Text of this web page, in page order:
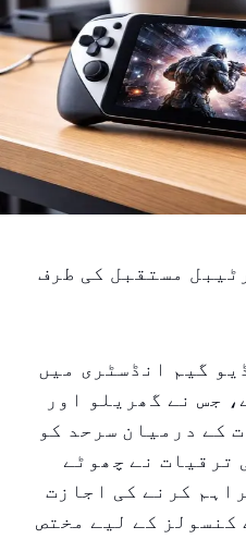
مستقبل کی طرف
گیم انڈسٹری میں
جس نے گھریلو اور
کے درمیان سرحد کو
ترقیات نے چھوٹے
کرنے کی اجازت
کنسولز کے لیے مختص